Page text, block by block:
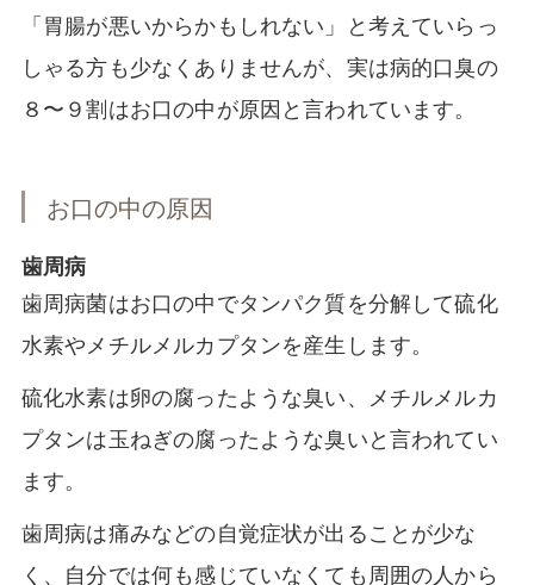
「胃腸が悪いからかもしれない」と考えていらっ
しゃる方も少なくありませんが、実は病的口臭の
８〜９割はお口の中が原因と言われています。
お口の中の原因
歯周病
歯周病菌はお口の中でタンパク質を分解して硫化
水素やメチルメルカプタンを産生します。
硫化水素は卵の腐ったような臭い、メチルメルカ
プタンは玉ねぎの腐ったような臭いと言われてい
ます。
歯周病は痛みなどの自覚症状が出ることが少な
く、自分では何も感じていなくても周囲の人から